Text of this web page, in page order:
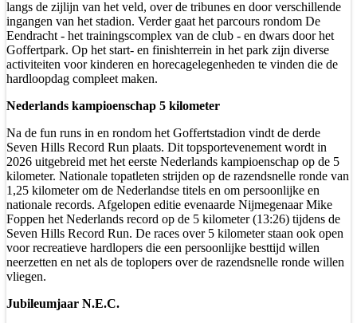
langs de zijlijn van het veld, over de tribunes en door verschillende
ingangen van het stadion. Verder gaat het parcours rondom De
Eendracht - het trainingscomplex van de club - en dwars door het
Goffertpark. Op het start- en finishterrein in het park zijn diverse
activiteiten voor kinderen en horecagelegenheden te vinden die de
hardloopdag compleet maken.
Nederlands kampioenschap 5 kilometer
Na de fun runs in en rondom het Goffertstadion vindt de derde
Seven Hills Record Run plaats. Dit topsportevenement wordt in
2026 uitgebreid met het eerste Nederlands kampioenschap op de 5
kilometer. Nationale topatleten strijden op de razendsnelle ronde van
1,25 kilometer om de Nederlandse titels en om persoonlijke en
nationale records. Afgelopen editie evenaarde Nijmegenaar Mike
Foppen het Nederlands record op de 5 kilometer (13:26) tijdens de
Seven Hills Record Run. De races over 5 kilometer staan ook open
voor recreatieve hardlopers die een persoonlijke besttijd willen
neerzetten en net als de toplopers over de razendsnelle ronde willen
vliegen.
Jubileumjaar N.E.C.